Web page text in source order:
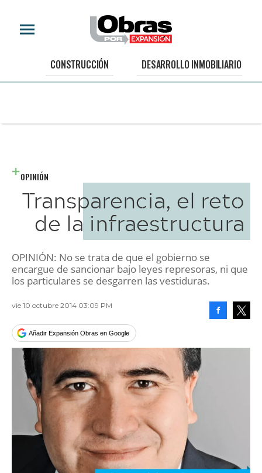
CONSTRUCCIÓN DESARROLLO INMOBILIARIO
OPINIÓN
Transparencia, el reto
de la infraestructura
OPINIÓN: No se trata de que el gobierno se
encargue de sancionar bajo leyes represoras, ni que
los particulares se desgarren las vestiduras.
vie 10 octubre 2014 03:09 PM
Añadir Expansión Obras en Google